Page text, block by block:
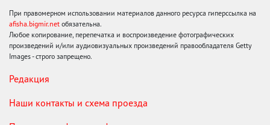
При правомерном использовании материалов данного ресурса гиперссылка на
afisha.bigmir.net обязательна.
Любое копирование, перепечатка и воспроизведение фотографических
произведений и/или аудиовизуальных произведений правообладателя Getty
Images - строго запрещено.
Редакция
Наши контакты и схема проезда